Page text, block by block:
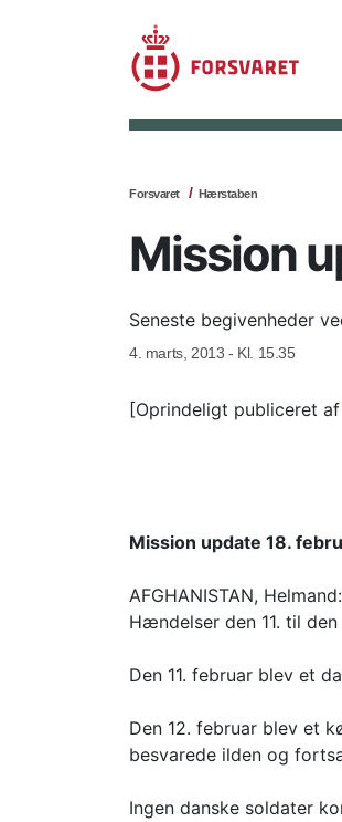
Forsvaret Hærstaben
Mission
Seneste begivenheder
4. marts, 2013 - Kl. 15.35
[Oprindeligt publiceret
Mission update 18.
AFGHANISTAN, Helmand:
Hændelser den 11. til den
Den 11. februar blev et
Den 12. februar blev et
besvarede ilden og
Ingen danske soldater